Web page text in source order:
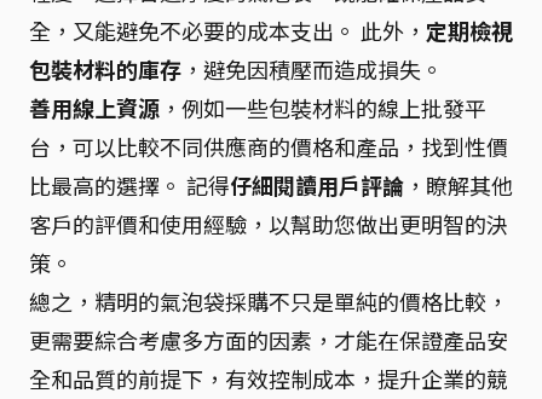
全，又能避免不必要的成本支出。 此外， 定期檢視
包裝材料的庫存 ，避免因積壓而造成損失。
善用線上資源 ，例如一些包裝材料的線上批發平
台，可以比較不同供應商的價格和產品，找到性價
比最高的選擇。 記得仔細閱讀用戶評論 ，瞭解其他
客戶的評價和使用經驗，以幫助您做出更明智的決
策。
總之，精明的氣泡袋採購不只是單純的價格比較，
更需要綜合考慮多方面的因素，才能在保證產品安
全和品質的前提下，有效控制成本，提升企業的競